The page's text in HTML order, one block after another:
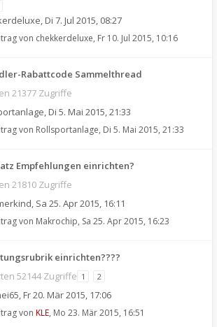
, Di 7. Jul 2015, 08:27
von chekkerdeluxe, Fr 10. Jul 2015, 10:16
Rabattcode Sammelthread
21377 Zugriffe
, Di 5. Mai 2015, 21:33
von Rollsportanlage, Di 5. Mai 2015, 21:33
Empfehlungen einrichten?
21810 Zugriffe
, Sa 25. Apr 2015, 16:11
von Makrochip, Sa 25. Apr 2015, 16:23
einrichten????
52144 Zugriffe 1 2
, Fr 20. Mär 2015, 17:06
von KLE, Mo 23. Mär 2015, 16:51